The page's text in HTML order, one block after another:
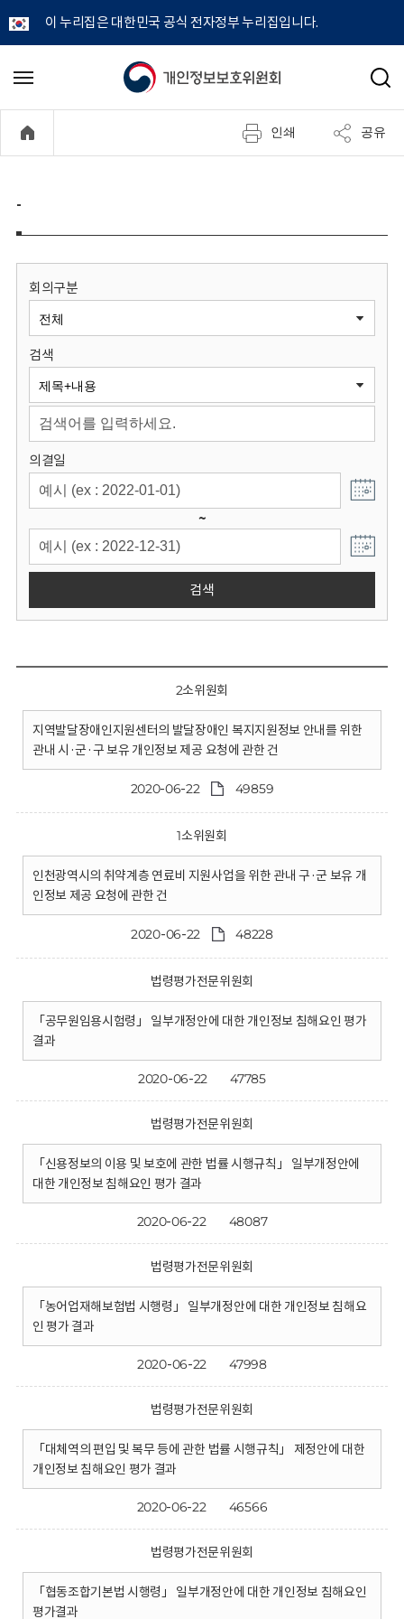
이 누리집은 대한민국 공식 전자정부 누리집입니다.
개
정
보
원
회
메
기
검
인쇄 공유
-
회의구분
검색
의결일
~
검색
2소위원회
지역발달장애인지원센터의 발달장애인 복지지원정보 안내를 위한
관내 시·군·구 보유 개인정보 제공 요청에 관한 건
2020-06-22 49859
1소위원회
인천광역시의 취약계층 연료비 지원사업을 위한 관내 구·군 보유 개
인정보 제공 요청에 관한 건
2020-06-22 48228
법령평가전문위원회
「공무원임용시험령」 일부개정안에 대한 개인정보 침해요인 평가
결과
2020-06-22 47785
법령평가전문위원회
「신용정보의 이용 및 보호에 관한 법률 시행규칙」 일부개정안에
대한 개인정보 침해요인 평가 결과
2020-06-22 48087
법령평가전문위원회
「농어업재해보험법 시행령」 일부개정안에 대한 개인정보 침해요
인 평가 결과
2020-06-22 47998
법령평가전문위원회
「대체역의 편입 및 복무 등에 관한 법률 시행규칙」 제정안에 대한
개인정보 침해요인 평가 결과
2020-06-22 46566
법령평가전문위원회
「협동조합기본법 시행령」 일부개정안에 대한 개인정보 침해요인
평가결과